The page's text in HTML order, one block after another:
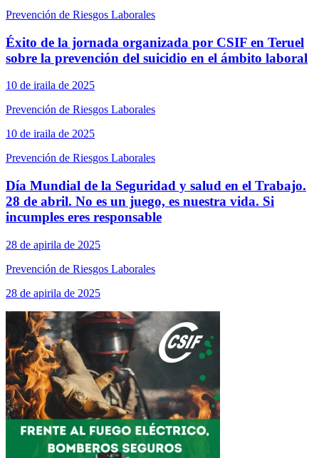
Prevención de Riesgos Laborales
Éxito de la jornada organizada por CSIF en Teruel
sobre la prevención del suicidio en el ámbito laboral
10 de iraila de 2025
Prevención de Riesgos Laborales
10 de iraila de 2025
Prevención de Riesgos Laborales
Día Mundial de la Seguridad y salud en el Trabajo.
28 de abril. No es un juego, es nuestra vida. Si
incumples eres responsable
28 de apirila de 2025
Prevención de Riesgos Laborales
28 de apirila de 2025